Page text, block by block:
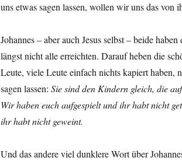
uns etwas sagen lassen, wollen wir uns das von
Johannes – aber auch Jesus selbst – beide
längst nicht alle erreichten. Darauf heben die
Leute, viele Leute einfach nichts kapiert haben,
sagen lassen: Sie sind den Kindern gleich, die
Wir haben euch aufgespielt und ihr habt nicht
ihr habt nicht geweint.
Und das andere viel dunklere Wort über